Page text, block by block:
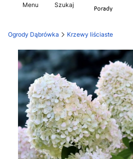
Menu Szukaj
Ogrody Dąbrówka Krzewy liściaste